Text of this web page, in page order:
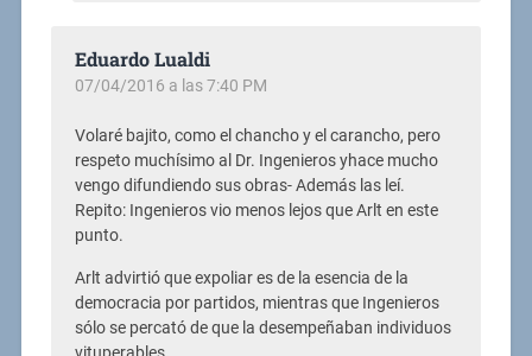
Eduardo Lualdi
07/04/2016 a las 7:40 PM
Volaré bajito, como el chancho y el carancho, pero
respeto muchísimo al Dr. Ingenieros yhace mucho
vengo difundiendo sus obras- Además las leí.
Repito: Ingenieros vio menos lejos que Arlt en este
punto.
Arlt advirtió que expoliar es de la esencia de la
democracia por partidos, mientras que Ingenieros
sólo se percató de que la desempeñaban individuos